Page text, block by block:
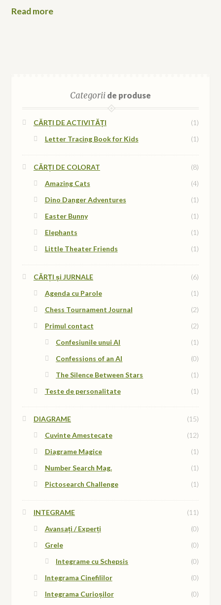
Read more
Categoriide produse
CĂRȚI DE ACTIVITĂȚI
(1)
Letter Tracing Book for Kids
(1)
CĂRȚI DE COLORAT
(8)
Amazing Cats
(4)
Dino Danger Adventures
(1)
Easter Bunny
(1)
Elephants
(1)
Little Theater Friends
(1)
CĂRȚI și JURNALE
(6)
Agenda cu Parole
(1)
Chess Tournament Journal
(2)
Primul contact
(2)
Confesiunile unui AI
(1)
Confessions of an AI
(0)
The Silence Between Stars
(1)
Teste de personalitate
(1)
DIAGRAME
(15)
Cuvinte Amestecate
(12)
Diagrame Magice
(1)
Number Search Mag.
(1)
Pictosearch Challenge
(1)
INTEGRAME
(11)
Avansați / Experți
(0)
Grele
(0)
Integrame cu Schepsis
(0)
Integrama Cinefililor
(0)
Integrama Curioșilor
(0)